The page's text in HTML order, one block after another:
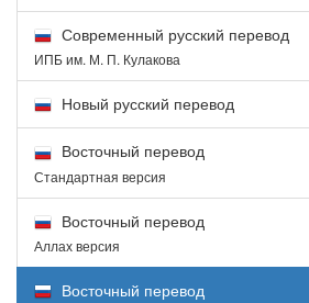
Современный русский перевод
ИПБ им. М. П. Кулакова
Новый русский перевод
Восточный перевод
Стандартная версия
Восточный перевод
Аллах версия
Восточный перевод